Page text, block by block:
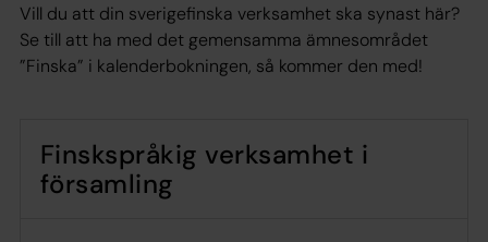
Vill du att din sverigefinska verksamhet ska synast här?
Se till att ha med det gemensamma ämnesområdet
”Finska” i kalenderbokningen, så kommer den med!
Finskspråkig verksamhet i
församling